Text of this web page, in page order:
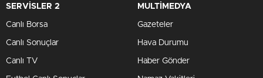
SERVİSLER 2
Canlı Borsa
Canlı Sonuçlar
Canlı TV
MULTİMEDYA
Gazeteler
Hava Durumu
Haber Gönder